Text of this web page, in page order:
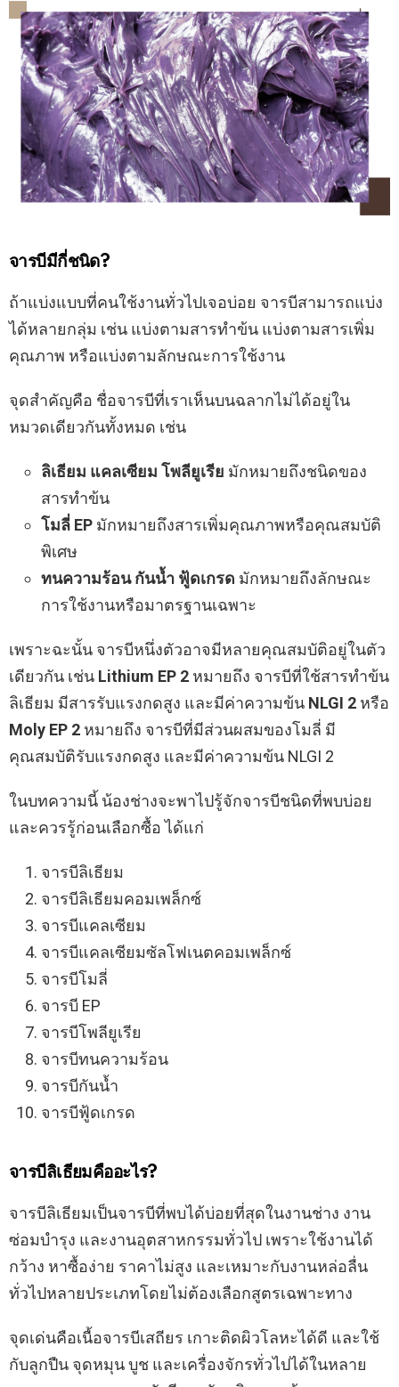
จารบีมีกี่ชนิด?
ถ้าแบ่งแบบที่คนใช้งานทั่วไปเจอบ่อย จารบีสามารถแบ่ง
ได้หลายกลุ่ม เช่น แบ่งตามสารทำข้น แบ่งตามสารเพิ่ม
คุณภาพ หรือแบ่งตามลักษณะการใช้งาน
จุดสำคัญคือ ชื่อจารบีที่เราเห็นบนฉลากไม่ได้อยู่ใน
หมวดเดียวกันทั้งหมด เช่น
ลิเธียม แคลเซียม โพลียูเรีย มักหมายถึงชนิดของ
สารทำข้น
โมลี่ EP มักหมายถึงสารเพิ่มคุณภาพหรือคุณสมบัติ
พิเศษ
ทนความร้อน กันน้ำ ฟู้ดเกรด มักหมายถึงลักษณะ
การใช้งานหรือมาตรฐานเฉพาะ
เพราะฉะนั้น จารบีหนึ่งตัวอาจมีหลายคุณสมบัติอยู่ในตัว
เดียวกัน เช่น Lithium EP 2 หมายถึง จารบีที่ใช้สารทำข้น
ลิเธียม มีสารรับแรงกดสูง และมีค่าความข้น NLGI 2 หรือ
Moly EP 2 หมายถึง จารบีที่มีส่วนผสมของโมลี่ มี
คุณสมบัติรับแรงกดสูง และมีค่าความข้น NLGI 2
ในบทความนี้ น้องช่างจะพาไปรู้จักจารบีชนิดที่พบบ่อย
และควรรู้ก่อนเลือกซื้อ ได้แก่
จารบีลิเธียม
จารบีลิเธียมคอมเพล็กซ์
จารบีแคลเซียม
จารบีแคลเซียมซัลโฟเนตคอมเพล็กซ์
จารบีโมลี่
จารบี EP
จารบีโพลียูเรีย
จารบีทนความร้อน
จารบีกันน้ำ
จารบีฟู้ดเกรด
จารบีลิเธียมคืออะไร?
จารบีลิเธียมเป็นจารบีที่พบได้บ่อยที่สุดในงานช่าง งาน
ซ่อมบำรุง และงานอุตสาหกรรมทั่วไป เพราะใช้งานได้
กว้าง หาซื้อง่าย ราคาไม่สูง และเหมาะกับงานหล่อลื่น
ทั่วไปหลายประเภทโดยไม่ต้องเลือกสูตรเฉพาะทาง
จุดเด่นคือเนื้อจารบีเสถียร เกาะติดผิวโลหะได้ดี และใช้
กับลูกปืน จุดหมุน บูช และเครื่องจักรทั่วไปได้ในหลาย